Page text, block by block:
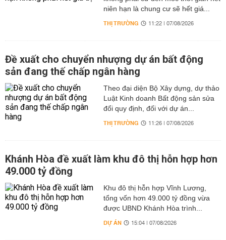
niên hạn là chung cư sẽ hết giá...
THỊ TRƯỜNG 11:22 | 07/08/2026
Đề xuất cho chuyển nhượng dự án bất động
sản đang thế chấp ngân hàng
Theo đại diện Bộ Xây dựng, dự thảo
Luật Kinh doanh Bất động sản sửa
đổi quy định, đối với dự án...
THỊ TRƯỜNG 11:26 | 07/08/2026
Khánh Hòa đề xuất làm khu đô thị hỗn hợp hơn
49.000 tỷ đồng
Khu đô thị hỗn hợp Vĩnh Lương,
tổng vốn hơn 49.000 tỷ đồng vừa
được UBND Khánh Hòa trình...
DỰ ÁN 15:04 | 07/08/2026